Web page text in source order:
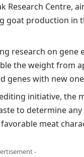
Research Centre,
goat production in
research on
the weight from
genes with new
initiative, the
to determine
meat
-